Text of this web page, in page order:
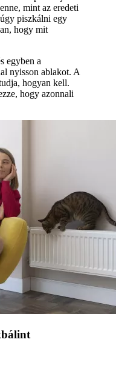
mint az eredeti
piszkálni egy
hogy mit
egyben a
nyisson ablakot. A
hogyan kell.
hogy azonnali